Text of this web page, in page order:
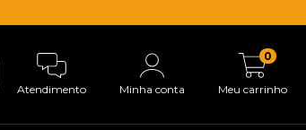
Atendimento Minha conta Meu carrinho
0